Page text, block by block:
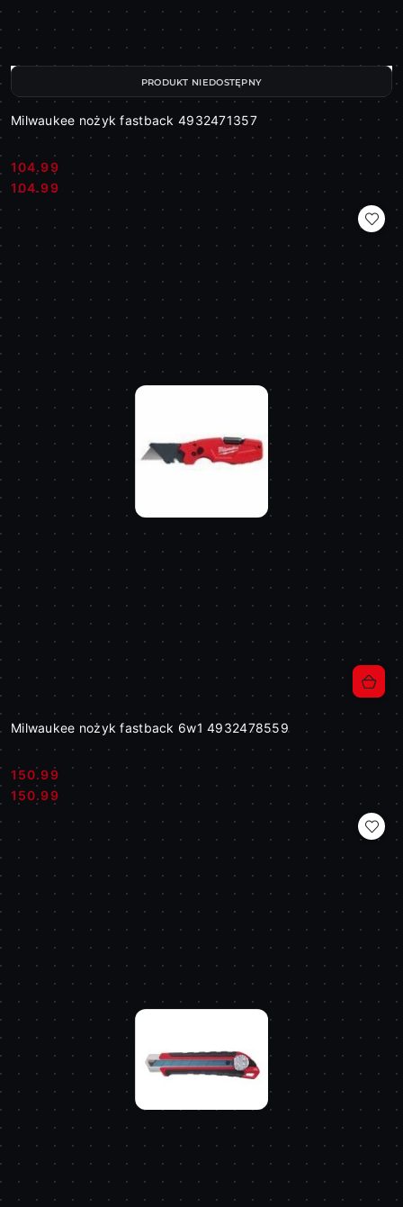
Milwaukee nożyk fastback 4932471357
Cena:
104.99
Cena:
104.99
PRODUKT NIEDOSTĘPNY
Milwaukee nożyk fastback 6w1 4932478559
Cena:
150.99
Cena:
150.99